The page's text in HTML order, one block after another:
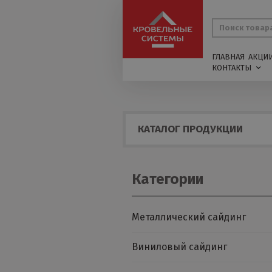
ГЛАВНАЯ
КОНТАКТЫ
КАТАЛОГ ПРОДУКЦИИ
Категории
Металлический сайдинг
Виниловый сайдинг